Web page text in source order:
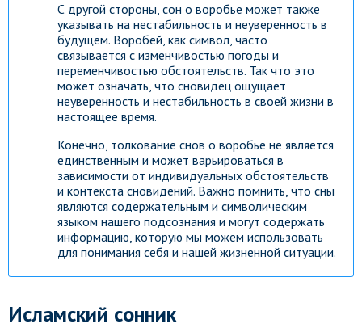
С другой стороны, сон о воробье может также
указывать на нестабильность и неуверенность в
будущем. Воробей, как символ, часто
связывается с изменчивостью погоды и
переменчивостью обстоятельств. Так что это
может означать, что сновидец ощущает
неуверенность и нестабильность в своей жизни в
настоящее время.
Конечно, толкование снов о воробье не является
единственным и может варьироваться в
зависимости от индивидуальных обстоятельств
и контекста сновидений. Важно помнить, что сны
являются содержательным и символическим
языком нашего подсознания и могут содержать
информацию, которую мы можем использовать
для понимания себя и нашей жизненной ситуации.
Исламский сонник